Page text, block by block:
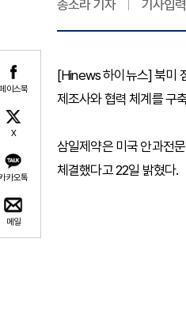
이스북
X
카오톡
메일
송소라 기자 기사입
[Hinews 하이뉴스] 북미
제조사와 협력 체계를 구
삼일제약은 미국 안과전
체결했다고 22일 밝혔다.